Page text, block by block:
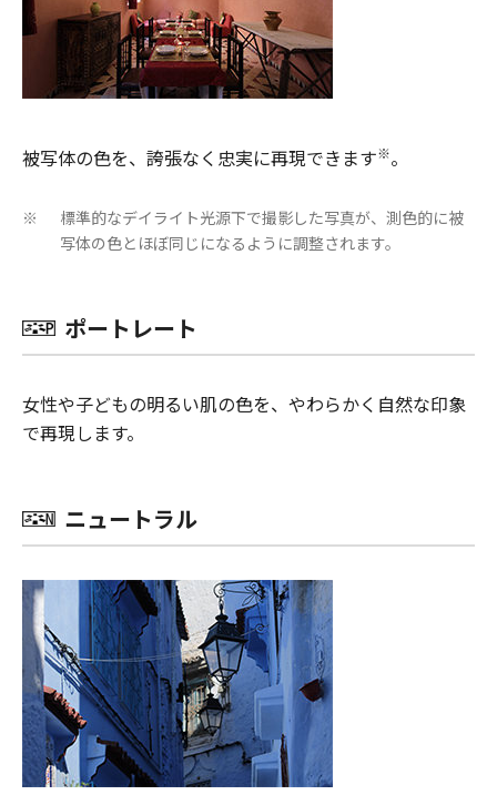
被写体の色を、誇張なく忠実に再現できます※。
※
標準的なデイライト光源下で撮影した写真が、測色的に被
写体の色とほぼ同じになるように調整されます。
ポートレート
女性や子どもの明るい肌の色を、やわらかく自然な印象
で再現します。
ニュートラル